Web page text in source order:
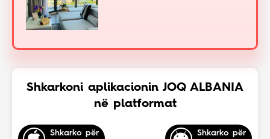
Shkarkoni aplikacionin JOQ ALBANIA
në platformat
Shkarko për
Shkarko për